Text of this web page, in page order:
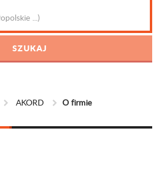
AKORD O firmie